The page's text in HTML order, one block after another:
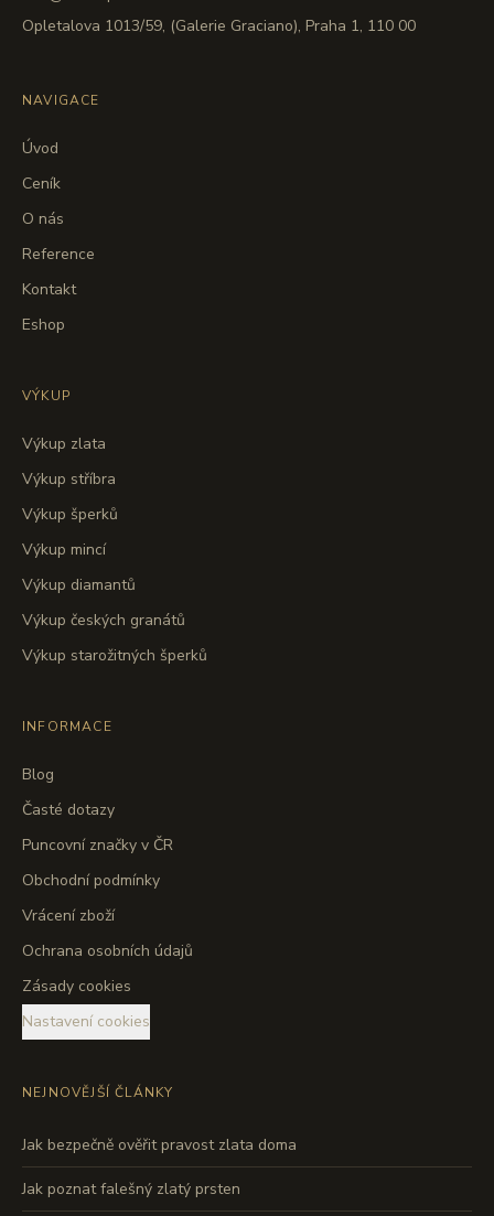
Opletalova 1013/59, (Galerie Graciano), Praha 1, 110 00
NAVIGACE
Úvod
Ceník
O nás
Reference
Kontakt
Eshop
VÝKUP
Výkup zlata
Výkup stříbra
Výkup šperků
Výkup mincí
Výkup diamantů
Výkup českých granátů
Výkup starožitných šperků
INFORMACE
Blog
Časté dotazy
Puncovní značky v ČR
Obchodní podmínky
Vrácení zboží
Ochrana osobních údajů
Zásady cookies
Nastavení cookies
NEJNOVĚJŠÍ ČLÁNKY
Jak bezpečně ověřit pravost zlata doma
Jak poznat falešný zlatý prsten